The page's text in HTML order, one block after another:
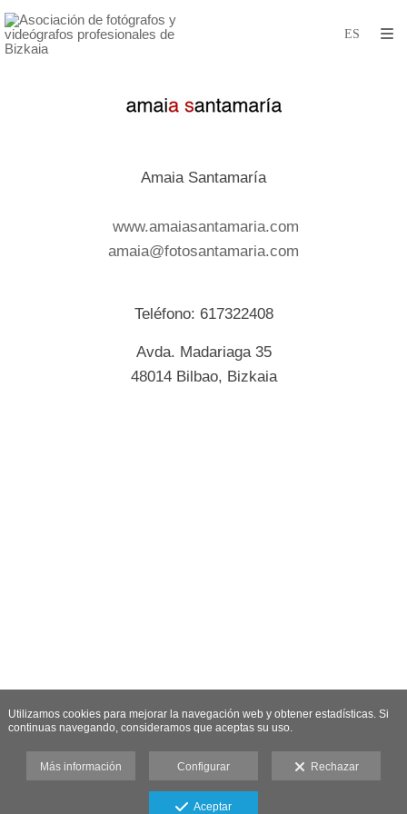
Amaia Santamaría
www.amaiasantamaria.com
amaia@fotosantamaria.com
Teléfono: 617322408
Avda. Madariaga 35
48014 Bilbao, Bizkaia
Utilizamos cookies para mejorar la navegación web y obtener estadísticas. Si
continuas navegando, consideramos que aceptas su uso.
Más información Configurar Rechazar
Aceptar